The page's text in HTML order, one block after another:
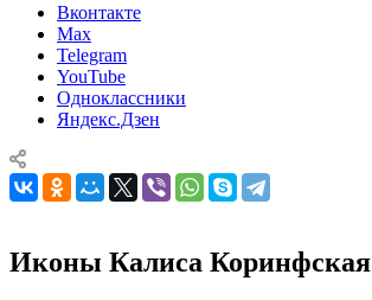
Вконтакте
Max
Telegram
YouTube
Одноклассники
Яндекс.Дзен
Иконы Калиса Коринфская